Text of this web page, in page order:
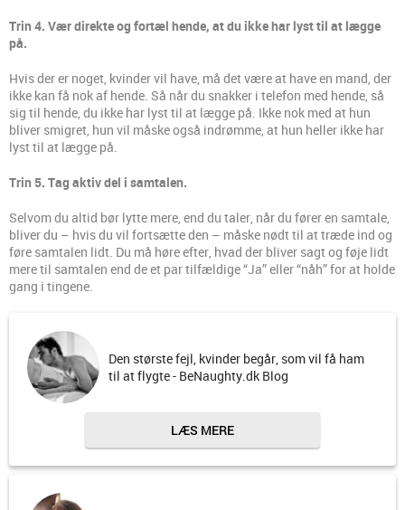
Trin 4. Vær direkte og fortæl hende, at du ikke har lyst til at lægge
på.
Hvis der er noget, kvinder vil have, må det være at have en mand, der
ikke kan få nok af hende. Så når du snakker i telefon med hende, så
sig til hende, du ikke har lyst til at lægge på. Ikke nok med at hun
bliver smigret, hun vil måske også indrømme, at hun heller ikke har
lyst til at lægge på.
Trin 5. Tag aktiv del i samtalen.
Selvom du altid bør lytte mere, end du taler, når du fører en samtale,
bliver du – hvis du vil fortsætte den – måske nødt til at træde ind og
føre samtalen lidt. Du må høre efter, hvad der bliver sagt og føje lidt
mere til samtalen end de et par tilfældige “Ja” eller “nåh” for at holde
gang i tingene.
Den største fejl, kvinder begår, som vil få ham
til at flygte - BeNaughty.dk Blog
LÆS MERE